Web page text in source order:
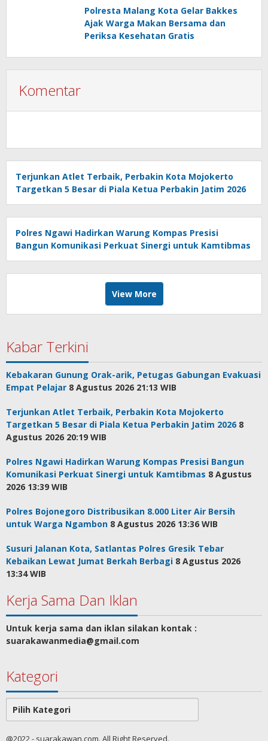
Polresta Malang Kota Gelar Bakkes
Ajak Warga Makan Bersama dan
Periksa Kesehatan Gratis
Komentar
Terjunkan Atlet Terbaik, Perbakin Kota Mojokerto
Targetkan 5 Besar di Piala Ketua Perbakin Jatim 2026
Polres Ngawi Hadirkan Warung Kompas Presisi
Bangun Komunikasi Perkuat Sinergi untuk Kamtibmas
View More
Kabar Terkini
Kebakaran Gunung Orak-arik, Petugas Gabungan Evakuasi
Empat Pelajar 8 Agustus 2026 21:13 WIB
Terjunkan Atlet Terbaik, Perbakin Kota Mojokerto
Targetkan 5 Besar di Piala Ketua Perbakin Jatim 2026 8
Agustus 2026 20:19 WIB
Polres Ngawi Hadirkan Warung Kompas Presisi Bangun
Komunikasi Perkuat Sinergi untuk Kamtibmas 8 Agustus
2026 13:39 WIB
Polres Bojonegoro Distribusikan 8.000 Liter Air Bersih
untuk Warga Ngambon 8 Agustus 2026 13:36 WIB
Susuri Jalanan Kota, Satlantas Polres Gresik Tebar
Kebaikan Lewat Jumat Berkah Berbagi 8 Agustus 2026
13:34 WIB
Kerja Sama Dan Iklan
Untuk kerja sama dan iklan silakan kontak :
suarakawanmedia@gmail.com
Kategori
Kategori
@2022 - suarakawan.com. All Right Reserved.